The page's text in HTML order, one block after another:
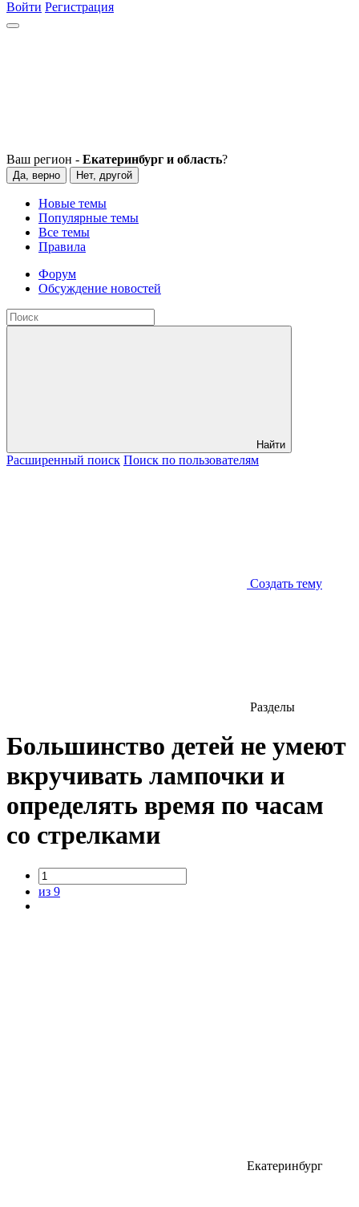
Войти Регистрация
Ваш регион - Екатеринбург и область?
Да, верно Нет, другой
Новые темы
Популярные темы
Все темы
Правила
Форум
Обсуждение новостей
Найти
Расширенный поиск Поиск по пользователям
Создать тему
Разделы
Большинство детей не умеют
вкручивать лампочки и
определять время по часам
со стрелками
из 9
Екатеринбург